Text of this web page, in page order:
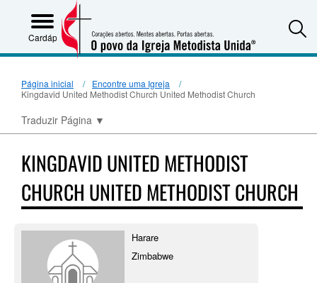
Cardápio
Página inicial
Encontre uma Igreja
Kingdavid United Methodist Church United Methodist Church
Traduzir Página ▼
KINGDAVID UNITED METHODIST
CHURCH UNITED METHODIST CHURCH
Harare
Zimbabwe